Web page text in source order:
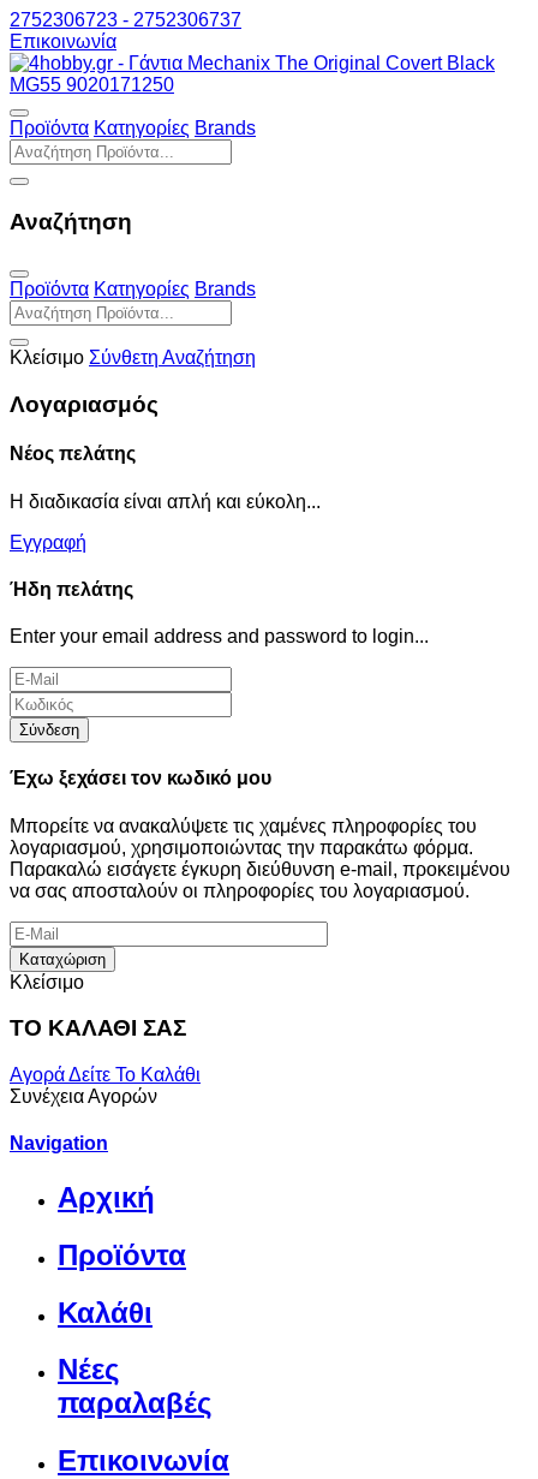
2752306723 - 2752306737
Επικοινωνία
Προϊόντα Κατηγορίες Brands
Αναζήτηση
Προϊόντα Κατηγορίες Brands
Κλείσιμο Σύνθετη Αναζήτηση
Λογαριασμός
Νέος πελάτης
Η διαδικασία είναι απλή και εύκολη...
Εγγραφή
Ήδη πελάτης
Enter your email address and password to login...
Σύνδεση
Έχω ξεχάσει τον κωδικό μου
Μπορείτε να ανακαλύψετε τις χαμένες πληροφορίες του
λογαριασμού, χρησιμοποιώντας την παρακάτω φόρμα.
Παρακαλώ εισάγετε έγκυρη διεύθυνση e-mail, προκειμένου
να σας αποσταλούν οι πληροφορίες του λογαριασμού.
Καταχώριση
Κλείσιμο
ΤΟ ΚΑΛΑΘΙ ΣΑΣ
ΑγοράΔείτε Το Καλάθι
Συνέχεια Αγορών
Navigation
Αρχική
Προϊόντα
Καλάθι
Νέες
παραλαβές
Επικοινωνία